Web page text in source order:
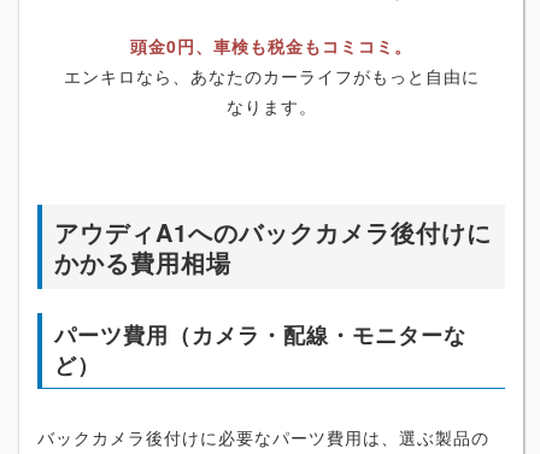
頭金0円、車検も税金もコミコミ。
エンキロなら、あなたのカーライフがもっと自由に
なります。
アウディA1へのバックカメラ後付けに
かかる費用相場
パーツ費用（カメラ・配線・モニターな
ど）
バックカメラ後付けに必要なパーツ費用は、選ぶ製品の